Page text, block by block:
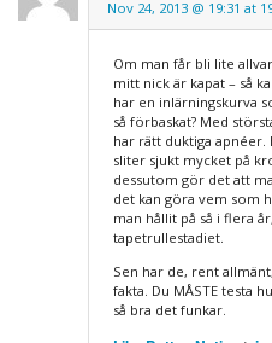
Nov 24, 2013 @ 19:31 at
Om man får bli lite
mitt nick är kapat – så
har en inlärningskurva
så förbaskat? Med
har rätt duktiga apnéer.
sliter sjukt mycket på
dessutom gör det att
det kan göra vem som
man hållit på så i flera
tapetrullestadiet.
Sen har de, rent
fakta. Du MÅSTE testa
så bra det funkar.